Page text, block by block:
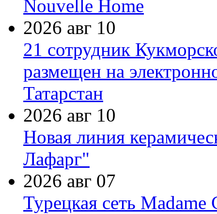
Nouvelle Home
2026 авг 10
21 сотрудник
размещен на
Татарстан
2026 авг 10
Новая линия
Лафарг"
2026 авг 07
Турецкая сеть Madame